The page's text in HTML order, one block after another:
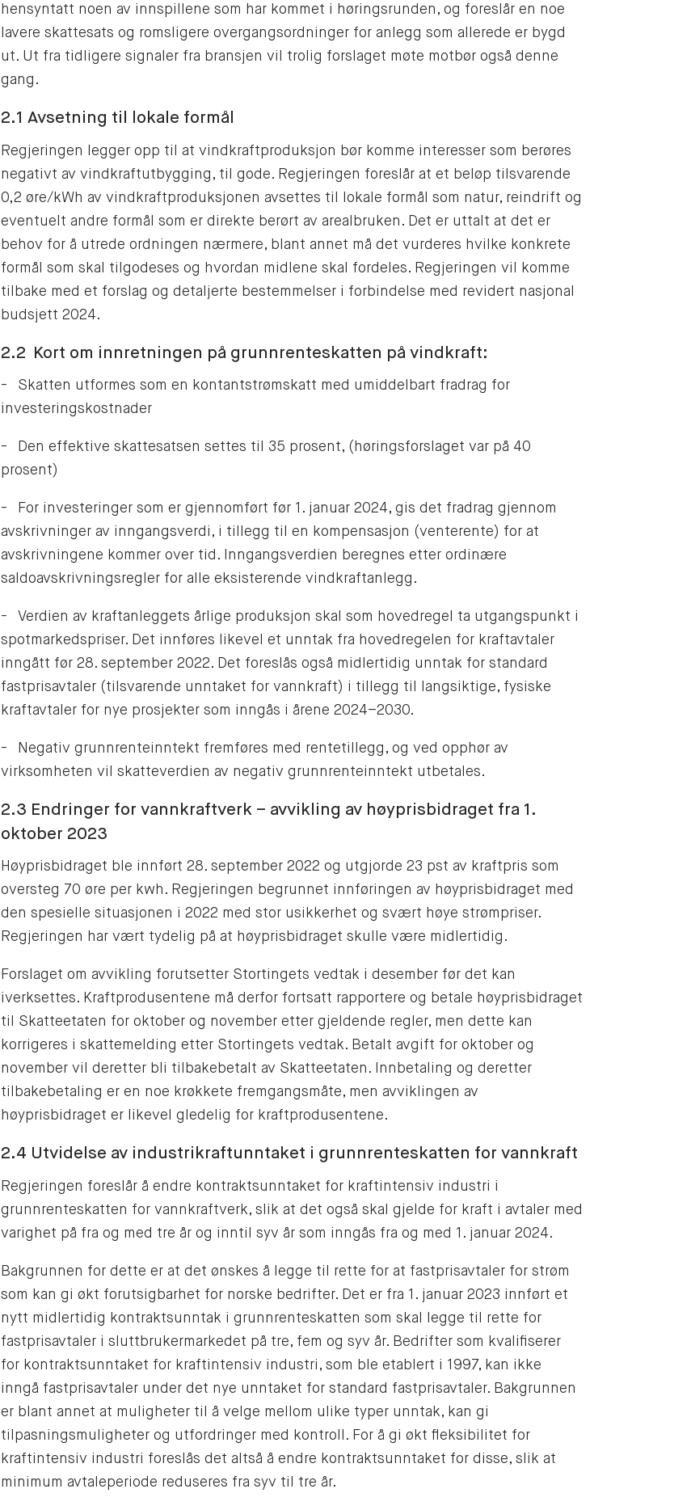
hensyntatt noen av innspillene som har kommet i høringsrunden, og foreslår en noe
lavere skattesats og romsligere overgangsordninger for anlegg som allerede er bygd
ut. Ut fra tidligere signaler fra bransjen vil trolig forslaget møte motbør også denne
gang.
2.1 Avsetning til lokale formål
Regjeringen legger opp til at vindkraftproduksjon bør komme interesser som berøres
negativt av vindkraftutbygging, til gode. Regjeringen foreslår at et beløp tilsvarende
0,2 øre/kWh av vindkraftproduksjonen avsettes til lokale formål som natur, reindrift og
eventuelt andre formål som er direkte berørt av arealbruken. Det er uttalt at det er
behov for å utrede ordningen nærmere, blant annet må det vurderes hvilke konkrete
formål som skal tilgodeses og hvordan midlene skal fordeles. Regjeringen vil komme
tilbake med et forslag og detaljerte bestemmelser i forbindelse med revidert nasjonal
budsjett 2024.
2.2 Kort om innretningen på grunnrenteskatten på vindkraft:
- Skatten utformes som en kontantstrømskatt med umiddelbart fradrag for
investeringskostnader
- Den effektive skattesatsen settes til 35 prosent, (høringsforslaget var på 40
prosent)
- For investeringer som er gjennomført før 1. januar 2024, gis det fradrag gjennom
avskrivninger av inngangsverdi, i tillegg til en kompensasjon (venterente) for at
avskrivningene kommer over tid. Inngangsverdien beregnes etter ordinære
saldoavskrivningsregler for alle eksisterende vindkraftanlegg.
- Verdien av kraftanleggets årlige produksjon skal som hovedregel ta utgangspunkt i
spotmarkedspriser. Det innføres likevel et unntak fra hovedregelen for kraftavtaler
inngått før 28. september 2022. Det foreslås også midlertidig unntak for standard
fastprisavtaler (tilsvarende unntaket for vannkraft) i tillegg til langsiktige, fysiske
kraftavtaler for nye prosjekter som inngås i årene 2024–2030.
- Negativ grunnrenteinntekt fremføres med rentetillegg, og ved opphør av
virksomheten vil skatteverdien av negativ grunnrenteinntekt utbetales.
2.3 Endringer for vannkraftverk – avvikling av høyprisbidraget fra 1.
oktober 2023
Høyprisbidraget ble innført 28. september 2022 og utgjorde 23 pst av kraftpris som
oversteg 70 øre per kwh. Regjeringen begrunnet innføringen av høyprisbidraget med
den spesielle situasjonen i 2022 med stor usikkerhet og svært høye strømpriser.
Regjeringen har vært tydelig på at høyprisbidraget skulle være midlertidig.
Forslaget om avvikling forutsetter Stortingets vedtak i desember før det kan
iverksettes. Kraftprodusentene må derfor fortsatt rapportere og betale høyprisbidraget
til Skatteetaten for oktober og november etter gjeldende regler, men dette kan
korrigeres i skattemelding etter Stortingets vedtak. Betalt avgift for oktober og
november vil deretter bli tilbakebetalt av Skatteetaten. Innbetaling og deretter
tilbakebetaling er en noe krøkkete fremgangsmåte, men avviklingen av
høyprisbidraget er likevel gledelig for kraftprodusentene.
2.4 Utvidelse av industrikraftunntaket i grunnrenteskatten for vannkraft
Regjeringen foreslår å endre kontraktsunntaket for kraftintensiv industri i
grunnrenteskatten for vannkraftverk, slik at det også skal gjelde for kraft i avtaler med
varighet på fra og med tre år og inntil syv år som inngås fra og med 1. januar 2024.
Bakgrunnen for dette er at det ønskes å legge til rette for at fastprisavtaler for strøm
som kan gi økt forutsigbarhet for norske bedrifter. Det er fra 1. januar 2023 innført et
nytt midlertidig kontraktsunntak i grunnrenteskatten som skal legge til rette for
fastprisavtaler i sluttbrukermarkedet på tre, fem og syv år. Bedrifter som kvalifiserer
for kontraktsunntaket for kraftintensiv industri, som ble etablert i 1997, kan ikke
inngå fastprisavtaler under det nye unntaket for standard fastprisavtaler. Bakgrunnen
er blant annet at muligheter til å velge mellom ulike typer unntak, kan gi
tilpasningsmuligheter og utfordringer med kontroll. For å gi økt fleksibilitet for
kraftintensiv industri foreslås det altså å endre kontraktsunntaket for disse, slik at
minimum avtaleperiode reduseres fra syv til tre år.